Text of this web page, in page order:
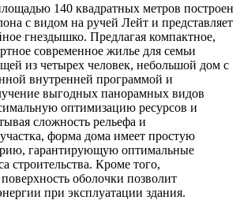
140 квадратных метров построен
с видом на ручей Лейт и представляет
гнездышко. Предлагая компактное,
современное жилье для семьи
из четырех человек, небольшой дом с
внутренней программой и
выгодных панорамных видов
оптимизацию ресурсов и
сложность рельефа и
форма дома имеет простую
гарантирующую оптимальные
строительства. Кроме того,
оболочки позволит
при эксплуатации здания.